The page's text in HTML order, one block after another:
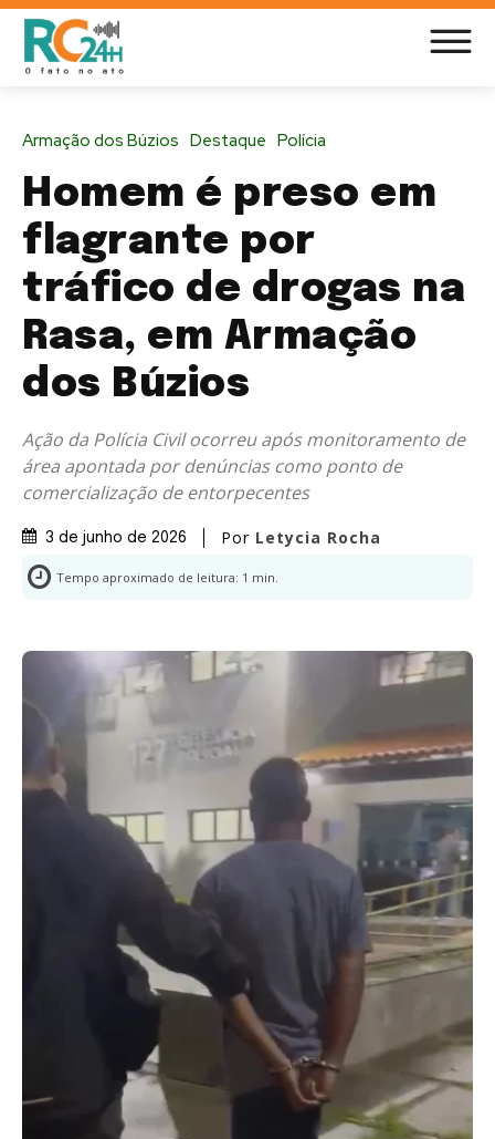
Armação dos Búzios Destaque Polícia
Homem é preso em
flagrante por
tráfico de drogas na
Rasa, em Armação
dos Búzios
Ação da Polícia Civil ocorreu após monitoramento de
área apontada por denúncias como ponto de
comercialização de entorpecentes
3 de junho de 2026 Por Letycia Rocha
Tempo aproximado de leitura: 1 min.